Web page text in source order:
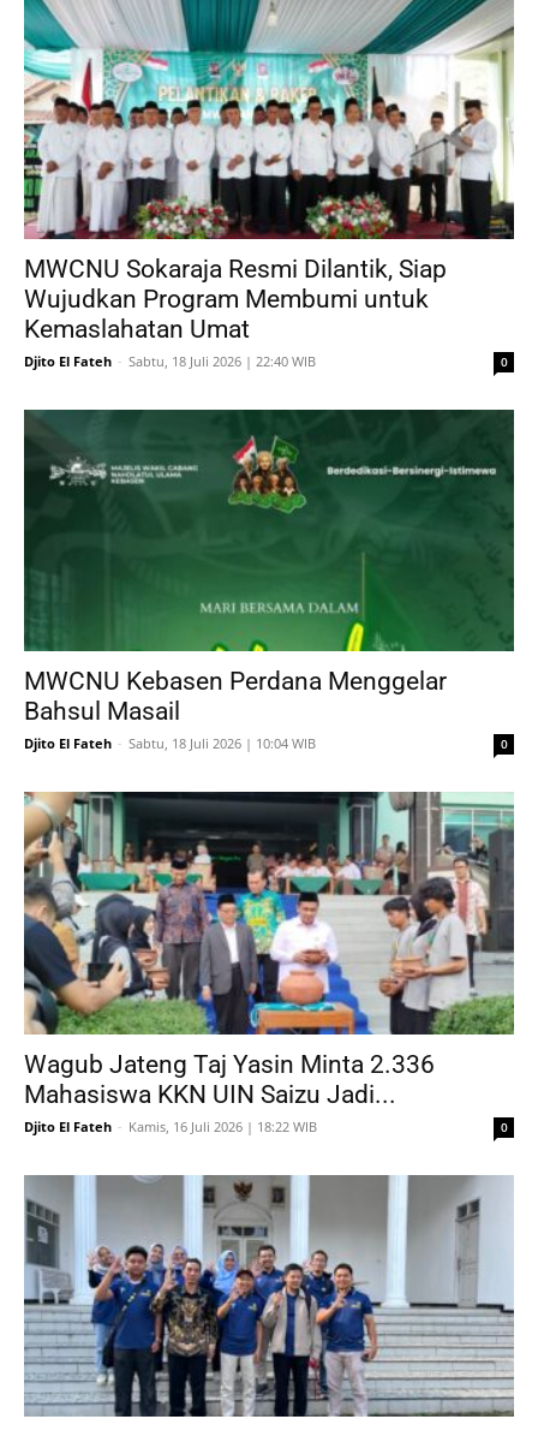
MWCNU Sokaraja Resmi Dilantik, Siap
Wujudkan Program Membumi untuk
Kemaslahatan Umat
Djito El Fateh - Sabtu, 18 Juli 2026 | 22:40 WIB 0
MWCNU Kebasen Perdana Menggelar
Bahsul Masail
Djito El Fateh - Sabtu, 18 Juli 2026 | 10:04 WIB 0
Wagub Jateng Taj Yasin Minta 2.336
Mahasiswa KKN UIN Saizu Jadi...
Djito El Fateh - Kamis, 16 Juli 2026 | 18:22 WIB 0